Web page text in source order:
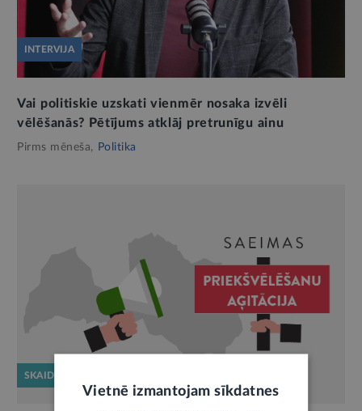
INTERVIJA
Vai politiskie uzskati vienmēr nosaka izvēli
vēlēšanās? Pētījums atklāj pretrunīgu ainu
Pirms mēneša, Politika
SKAIDROJUMS
Vietnē izmantojam sīkdatnes